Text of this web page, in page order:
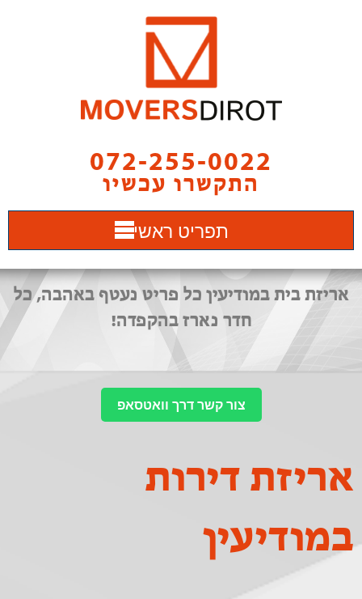
072-255-0022
התקשרו עכשיו
תפריט ראשי
אריזת בית במודיעין כל פריט נעטף באהבה, כל
חדר נארז בהקפדה!
צור קשר דרך וואטסאפ
אריזת דירות
במודיעין